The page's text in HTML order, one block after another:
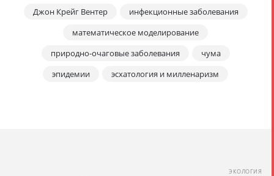
Джон Крейг Вентер
инфекционные заболевания
математическое моделирование
природно-очаговые заболевания
чума
эпидемии
эсхатология и милленаризм
ЭКОЛОГИЯ